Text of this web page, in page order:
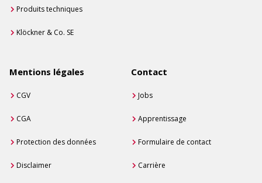
Produits techniques
Klöckner & Co. SE
Mentions légales
CGV
CGA
Protection des données
Disclaimer
Contact
Jobs
Apprentissage
Formulaire de contact
Carrière